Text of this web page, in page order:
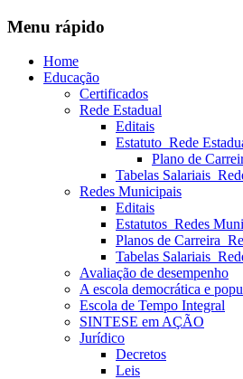
Menu rápido
Home
Educação
Certificados
Rede Estadual
Editais
Estatuto_Rede
Plano de
Tabelas
Redes Municipais
Editais
Estatutos_Redes
Planos de
Tabelas
Avaliação de desempenho
A escola democrática e
Escola de Tempo Integral
SINTESE em AÇÃO
Jurídico
Decretos
Leis